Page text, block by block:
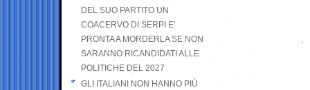
DEL SUO PARTITO UN
COACERVO DI SERPI E’
PRONTA A MORDERLA SE NON
SARANNO RICANDIDATI ALLE
POLITICHE DEL 2027
GLI ITALIANI NON HANNO PIÙ